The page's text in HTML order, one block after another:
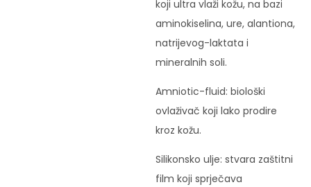
koji ultra vlaži kožu, na bazi
aminokiselina, ure, alantiona,
natrijevog-laktata i
mineralnih soli.
Amniotic-fluid: biološki
ovlaživač koji lako prodire
kroz kožu.
Silikonsko ulje: stvara zaštitni
film koji sprječava